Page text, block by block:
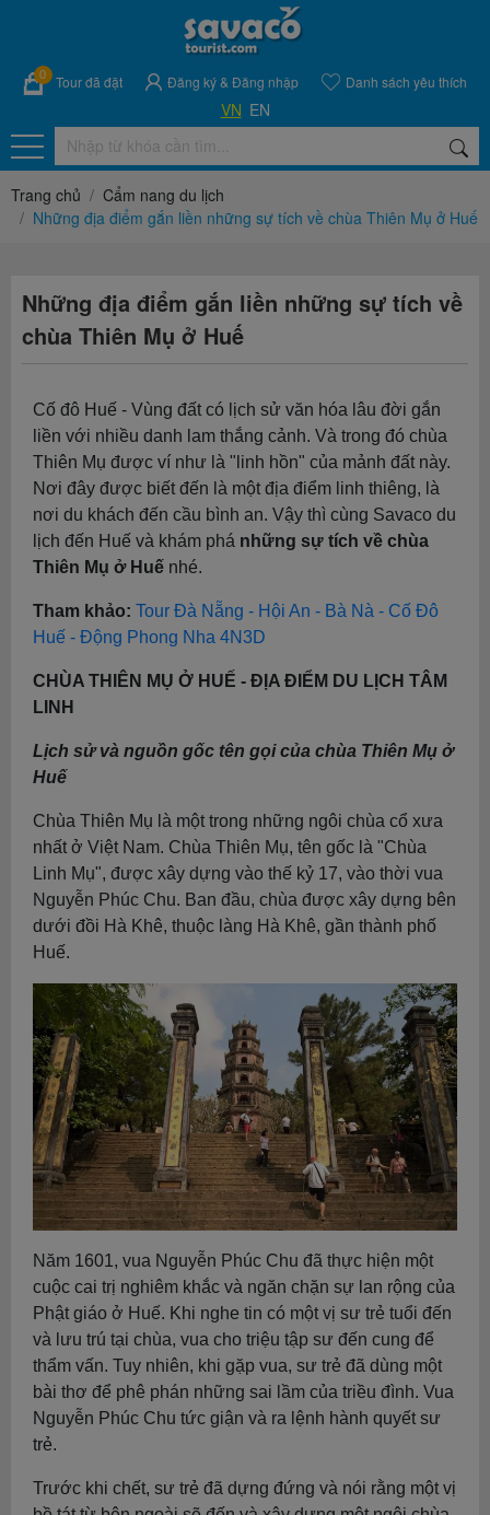
0 Tour đã đặt Đăng ký& Đăng nhập Danh sách yêu thích
VN EN
Trang chủ
Cẩm nang du lịch
Những địa điểm gắn liền những sự tích về chùa Thiên Mụ ở Huế
Những địa điểm gắn liền những sự tích về
chùa Thiên Mụ ở Huế
Cố đô Huế - Vùng đất có lịch sử văn hóa lâu đời gắn
liền với nhiều danh lam thắng cảnh. Và trong đó chùa
Thiên Mụ được ví như là "linh hồn" của mảnh đất này.
Nơi đây được biết đến là một địa điểm linh thiêng, là
nơi du khách đến cầu bình an. Vậy thì cùng Savaco du
lịch đến Huế và khám phá những sự tích về chùa
Thiên Mụ ở Huế nhé.
Tham khảo: Tour Đà Nẵng - Hội An - Bà Nà - Cố Đô
Huế - Động Phong Nha 4N3D
CHÙA THIÊN MỤ Ở HUẾ - ĐỊA ĐIỂM DU LỊCH TÂM
LINH
Lịch sử và nguồn gốc tên gọi của chùa Thiên Mụ ở
Huế
Chùa Thiên Mụ là một trong những ngôi chùa cổ xưa
nhất ở Việt Nam. Chùa Thiên Mụ, tên gốc là "Chùa
Linh Mụ", được xây dựng vào thế kỷ 17, vào thời vua
Nguyễn Phúc Chu. Ban đầu, chùa được xây dựng bên
dưới đồi Hà Khê, thuộc làng Hà Khê, gần thành phố
Huế.
Năm 1601, vua Nguyễn Phúc Chu đã thực hiện một
cuộc cai trị nghiêm khắc và ngăn chặn sự lan rộng của
Phật giáo ở Huế. Khi nghe tin có một vị sư trẻ tuổi đến
và lưu trú tại chùa, vua cho triệu tập sư đến cung để
thẩm vấn. Tuy nhiên, khi gặp vua, sư trẻ đã dùng một
bài thơ để phê phán những sai lầm của triều đình. Vua
Nguyễn Phúc Chu tức giận và ra lệnh hành quyết sư
trẻ.
Trước khi chết, sư trẻ đã dựng đứng và nói rằng một vị